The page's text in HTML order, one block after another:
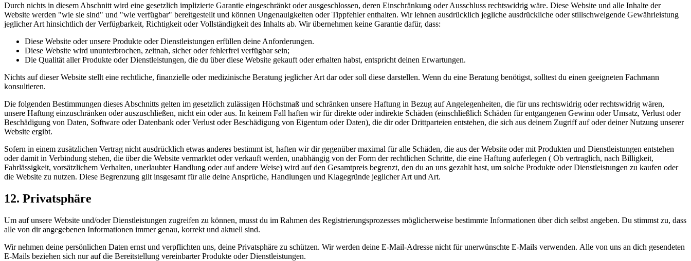
Durch nichts in diesem Abschnitt wird eine gesetzlich implizierte Garantie eingeschränkt oder ausgeschlossen, deren Einschränkung oder Ausschluss rechtswidrig wäre. Diese Website und alle Inhalte der
Website werden "wie sie sind" und "wie verfügbar" bereitgestellt und können Ungenauigkeiten oder Tippfehler enthalten. Wir lehnen ausdrücklich jegliche ausdrückliche oder stillschweigende Gewährleistung
jeglicher Art hinsichtlich der Verfügbarkeit, Richtigkeit oder Vollständigkeit des Inhalts ab. Wir übernehmen keine Garantie dafür, dass:
Diese Website oder unsere Produkte oder Dienstleistungen erfüllen deine Anforderungen.
Diese Website wird ununterbrochen, zeitnah, sicher oder fehlerfrei verfügbar sein;
Die Qualität aller Produkte oder Dienstleistungen, die du über diese Website gekauft oder erhalten habst, entspricht deinen Erwartungen.
Nichts auf dieser Website stellt eine rechtliche, finanzielle oder medizinische Beratung jeglicher Art dar oder soll diese darstellen. Wenn du eine Beratung benötigst, solltest du einen geeigneten Fachmann
konsultieren.
Die folgenden Bestimmungen dieses Abschnitts gelten im gesetzlich zulässigen Höchstmaß und schränken unsere Haftung in Bezug auf Angelegenheiten, die für uns rechtswidrig oder rechtswidrig wären,
unsere Haftung einzuschränken oder auszuschließen, nicht ein oder aus. In keinem Fall haften wir für direkte oder indirekte Schäden (einschließlich Schäden für entgangenen Gewinn oder Umsatz, Verlust oder
Beschädigung von Daten, Software oder Datenbank oder Verlust oder Beschädigung von Eigentum oder Daten), die dir oder Drittparteien entstehen, die sich aus deinem Zugriff auf oder deiner Nutzung unserer
Website ergibt.
Sofern in einem zusätzlichen Vertrag nicht ausdrücklich etwas anderes bestimmt ist, haften wir dir gegenüber maximal für alle Schäden, die aus der Website oder mit Produkten und Dienstleistungen entstehen
oder damit in Verbindung stehen, die über die Website vermarktet oder verkauft werden, unabhängig von der Form der rechtlichen Schritte, die eine Haftung auferlegen ( Ob vertraglich, nach Billigkeit,
Fahrlässigkeit, vorsätzlichem Verhalten, unerlaubter Handlung oder auf andere Weise) wird auf den Gesamtpreis begrenzt, den du an uns gezahlt hast, um solche Produkte oder Dienstleistungen zu kaufen oder
die Website zu nutzen. Diese Begrenzung gilt insgesamt für alle deine Ansprüche, Handlungen und Klagegründe jeglicher Art und Art.
12. Privatsphäre
Um auf unsere Website und/oder Dienstleistungen zugreifen zu können, musst du im Rahmen des Registrierungsprozesses möglicherweise bestimmte Informationen über dich selbst angeben. Du stimmst zu, dass
alle von dir angegebenen Informationen immer genau, korrekt und aktuell sind.
Wir nehmen deine persönlichen Daten ernst und verpflichten uns, deine Privatsphäre zu schützen. Wir werden deine E-Mail-Adresse nicht für unerwünschte E-Mails verwenden. Alle von uns an dich gesendeten
E-Mails beziehen sich nur auf die Bereitstellung vereinbarter Produkte oder Dienstleistungen.